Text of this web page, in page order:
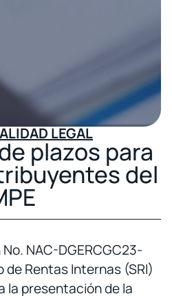
LEGAL
plazos para
del
NAC-DGERCGC23-
Rentas Internas (SRI)
la presentación de la